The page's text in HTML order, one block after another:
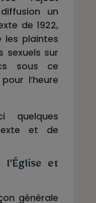
un
de 1922,
les plaintes
sexuels sur
sous ce
l’heure
quelques
et de
et
générale